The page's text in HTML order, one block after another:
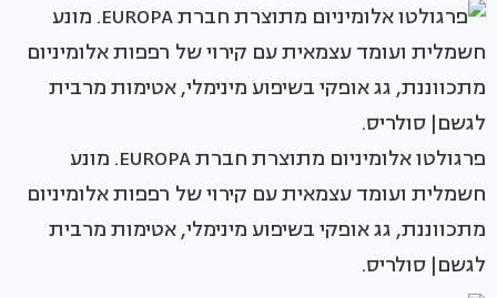
פרגולטו אלומיניום מתוצרת חברת EUROPA. מונע
חשמלית ועומד עצמאית עם קירוי של רפפות אלומיניום
מתכווננת, גג אופקי בשיפוע מינימלי, אטימות מרבית
לגשם| סולריס.